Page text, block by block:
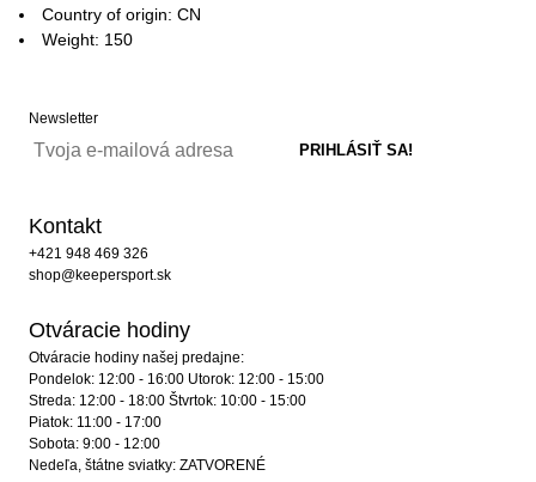
Country of origin: CN
Weight: 150
Newsletter
Kontakt
+421 948 469 326
shop@keepersport.sk
Otváracie hodiny
Otváracie hodiny našej predajne:
Pondelok: 12:00 - 16:00 Utorok: 12:00 - 15:00
Streda: 12:00 - 18:00 Štvrtok: 10:00 - 15:00
Piatok: 11:00 - 17:00
Sobota: 9:00 - 12:00
Nedeľa, štátne sviatky: ZATVORENÉ